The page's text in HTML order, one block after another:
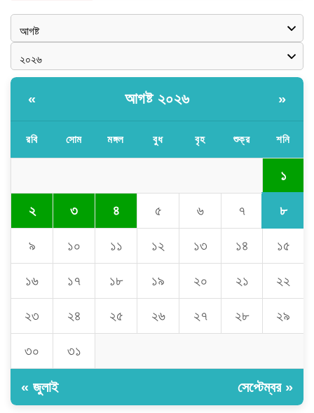
« আগষ্ট ২০২৬ »
রবি সোম মঙ্গল বুধ বৃহ শুক্র শনি
১
২ ৩ ৪ ৫ ৬ ৭ ৮
৯ ১০ ১১ ১২ ১৩ ১৪ ১৫
১৬ ১৭ ১৮ ১৯ ২০ ২১ ২২
২৩ ২৪ ২৫ ২৬ ২৭ ২৮ ২৯
৩০ ৩১
« জুলাই সেপ্টেম্বর »